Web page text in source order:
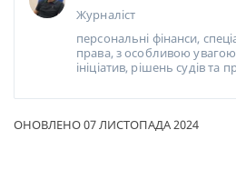
Журналіст
персональні фінанси,
права, з особливою
ініціатив, рішень судів та
ОНОВЛЕНО 07 ЛИСТОПАДА 2024